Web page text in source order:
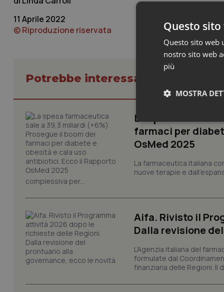
11 Aprile 2022
© Riproduzione riservata
Potrebbe interessarti in Scienza
La spesa
farmaci per
OsMed 2025
La farmaceutica italiana
nuove terapie e
complessiva per...
Aifa. Rivisto il
Dalla revisione
L’Agenzia italiana del
formulate dal
finanziaria delle Regioni. Il
Questo
Questo sito web
nostro sito web
più
MOSTRA
I cookie necessari
e l'accesso alle
Nome